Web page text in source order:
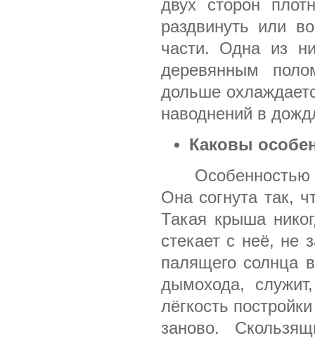
двух сторон
раздвинуть или
части. Одна из
деревянным
дольше
наводнений в
Каковы
Она согнута так,
Такая крыша
стекает с неё, не
палящего солнца
дымохода,
лёгкость
заново.